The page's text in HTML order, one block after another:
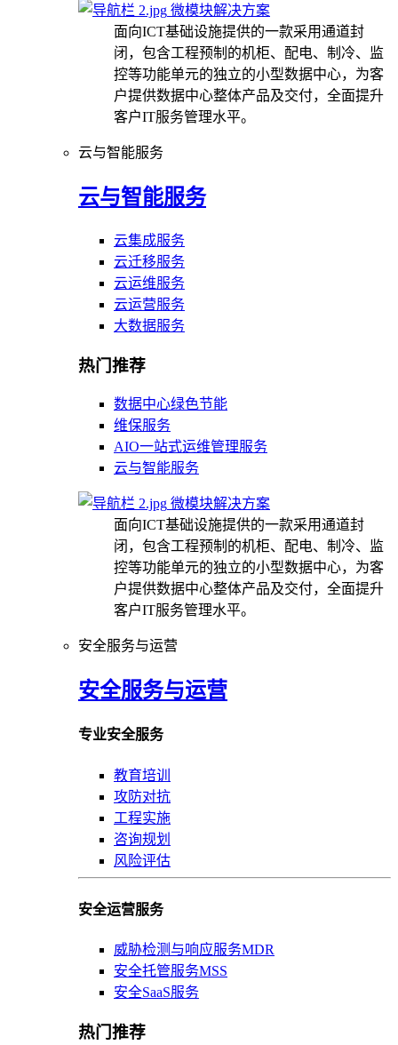
微模块解决方案
面向ICT基础设施提供的一款采用通道封
闭，包含工程预制的机柜、配电、制冷、监
控等功能单元的独立的小型数据中心，为客
户提供数据中心整体产品及交付，全面提升
客户IT服务管理水平。
云与智能服务
云与智能服务
云集成服务
云迁移服务
云运维服务
云运营服务
大数据服务
热门推荐
数据中心绿色节能
维保服务
AIO一站式运维管理服务
云与智能服务
微模块解决方案
面向ICT基础设施提供的一款采用通道封
闭，包含工程预制的机柜、配电、制冷、监
控等功能单元的独立的小型数据中心，为客
户提供数据中心整体产品及交付，全面提升
客户IT服务管理水平。
安全服务与运营
安全服务与运营
专业安全服务
教育培训
攻防对抗
工程实施
咨询规划
风险评估
安全运营服务
威胁检测与响应服务MDR
安全托管服务MSS
安全SaaS服务
热门推荐